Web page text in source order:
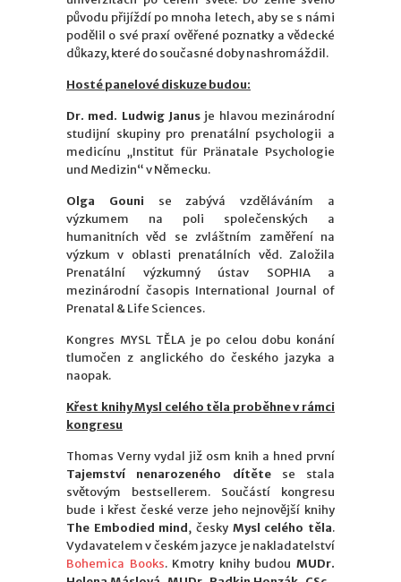
původu přijíždí po mnoha letech, aby se s námi
podělil o své praxí ověřené poznatky a vědecké
důkazy, které do současné doby nashromáždil.
Hosté panelové diskuze budou:
Dr. med. Ludwig Janus je hlavou mezinárodní
studijní skupiny pro prenatální psychologii a
medicínu „Institut für Pränatale Psychologie
und Medizin“ v Německu.
Olga Gouni se zabývá vzděláváním a
výzkumem na poli společenských a
humanitních věd se zvláštním zaměření na
výzkum v oblasti prenatálních věd. Založila
Prenatální výzkumný ústav SOPHIA a
mezinárodní časopis International Journal of
Prenatal & Life Sciences.
Kongres MYSL TĚLA je po celou dobu konání
tlumočen z anglického do českého jazyka a
naopak.
Křest knihy Mysl celého těla proběhne v rámci
kongresu
Thomas Verny vydal již osm knih a hned první
Tajemství nenarozeného dítětese stala
světovým bestsellerem. Součástí kongresu
bude i křest české verze jeho nejnovější knihy
The Embodied mind, česky Mysl celého těla.
Vydavatelem v českém jazyce je nakladatelství
Bohemica Books. Kmotry knihy budouMUDr.